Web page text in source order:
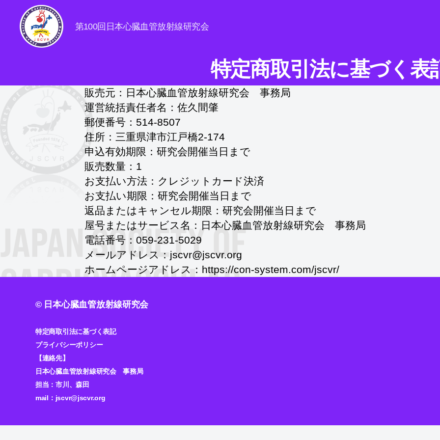
臓
第100回日本心臓血管放射線研究会
特定商取引法に基づく表
販売元：日本心臓血管放射線研究会 事務局
運営統括責任者名：佐久間肇
郵便番号：514-8507
住所：三重県津市江戸橋2-174
申込有効期限：研究会開催当日まで
販売数量：1
お支払い方法：クレジットカード決済
お支払い期限：研究会開催当日まで
返品またはキャンセル期限：研究会開催当日まで
屋号またはサービス名：日本心臓血管放射線研究会 事務局
電話番号：059-231-5029
メールアドレス：jscvr@jscvr.org
ホームページアドレス：https://con-system.com/jscvr/
© 日本心臓血管放射線研究会
特定商取引法に基づく表記
プライバシーポリシー
【連絡先】
日本心臓血管放射線研究会 事務局
担当：市川、森田
mail： jscvr@jscvr.org